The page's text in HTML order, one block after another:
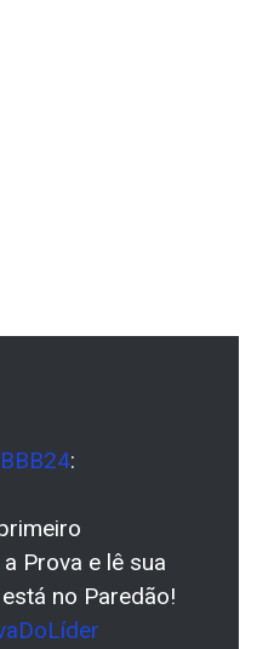
:
Prova e lê sua
no Paredão!